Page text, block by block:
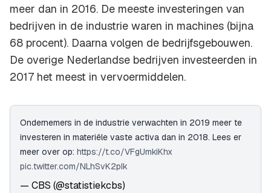
meer dan in 2016. De meeste investeringen van
bedrijven in de industrie waren in machines (bijna
68 procent). Daarna volgen de bedrijfsgebouwen.
De overige Nederlandse bedrijven investeerden in
2017 het meest in vervoermiddelen.
Ondernemers in de industrie verwachten in 2019 meer te
investeren in materiële vaste activa dan in 2018. Lees er
meer over op: https://t.co/VFgUmkiKhx
pic.twitter.com/NLhSvK2pIk
— CBS (@statistiekcbs)